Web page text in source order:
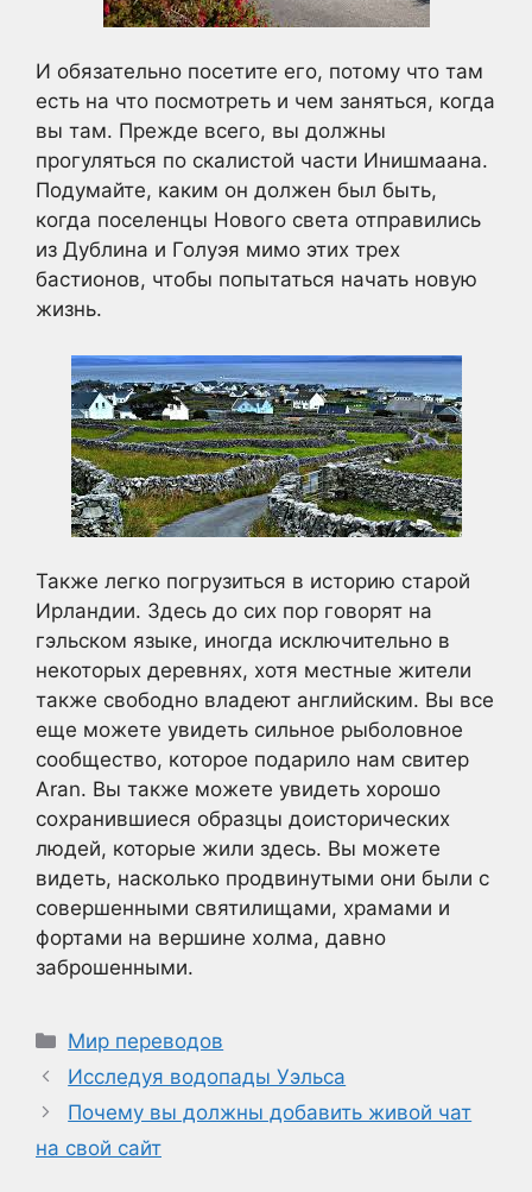
И обязательно посетите его, потому что там
есть на что посмотреть и чем заняться, когда
вы там. Прежде всего, вы должны
прогуляться по скалистой части Инишмаана.
Подумайте, каким он должен был быть,
когда поселенцы Нового света отправились
из Дублина и Голуэя мимо этих трех
бастионов, чтобы попытаться начать новую
жизнь.
Также легко погрузиться в историю старой
Ирландии. Здесь до сих пор говорят на
гэльском языке, иногда исключительно в
некоторых деревнях, хотя местные жители
также свободно владеют английским. Вы все
еще можете увидеть сильное рыболовное
сообщество, которое подарило нам свитер
Aran. Вы также можете увидеть хорошо
сохранившиеся образцы доисторических
людей, которые жили здесь. Вы можете
видеть, насколько продвинутыми они были с
совершенными святилищами, храмами и
фортами на вершине холма, давно
заброшенными.
Рубрики
Мир переводов
Исследуя водопады Уэльса
Почему вы должны добавить живой чат
на свой сайт